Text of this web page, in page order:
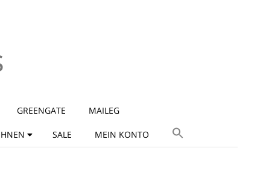
GREENGATE MAILEG
SALE MEIN KONTO